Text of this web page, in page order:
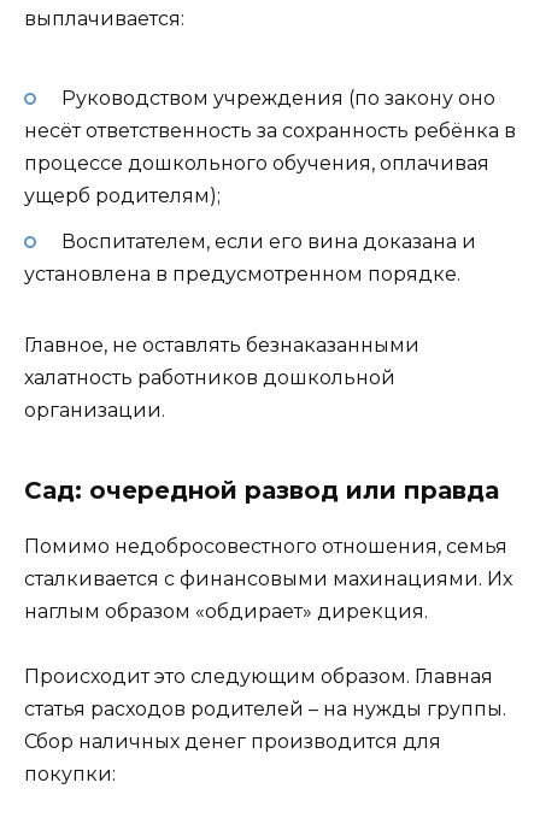
выплачивается:
Руководством учреждения (по закону оно
несёт ответственность за сохранность ребёнка в
процессе дошкольного обучения, оплачивая
ущерб родителям);
Воспитателем, если его вина доказана и
установлена в предусмотренном порядке.
Главное, не оставлять безнаказанными
халатность работников дошкольной
организации.
Сад: очередной развод или правда
Помимо недобросовестного отношения, семья
сталкивается с финансовыми махинациями. Их
наглым образом «обдирает» дирекция.
Происходит это следующим образом. Главная
статья расходов родителей – на нужды группы.
Сбор наличных денег производится для
покупки: